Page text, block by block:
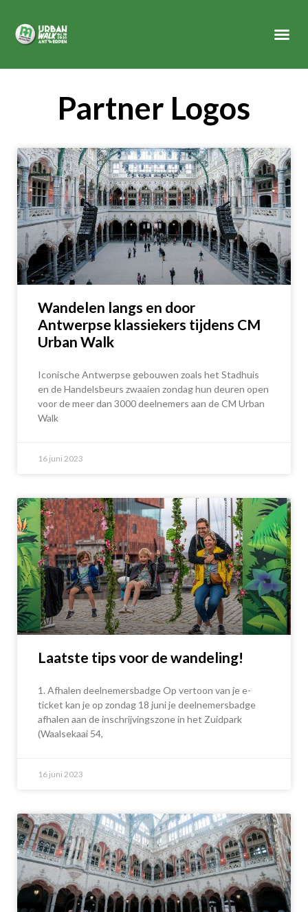
Partner Logos
Wandelen langs en door
Antwerpse klassiekers tijdens CM
Urban Walk
Iconische Antwerpse gebouwen zoals het Stadhuis
en de Handelsbeurs zwaaien zondag hun deuren open
voor de meer dan 3000 deelnemers aan de CM Urban
Walk
16 juni 2023
Laatste tips voor de wandeling!
1. Afhalen deelnemersbadge Op vertoon van je e-
ticket kan je op zondag 18 juni je deelnemersbadge
afhalen aan de inschrijvingszone in het Zuidpark
(Waalsekaai 54,
16 juni 2023